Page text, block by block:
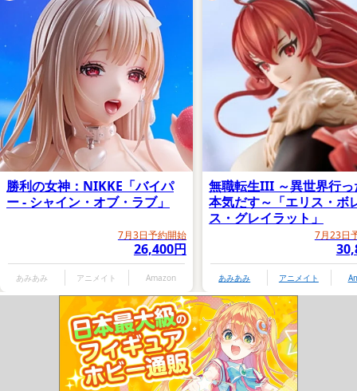
勝利の女神：NIKKE「バイパ
ー - シャイン・オブ・ラブ」
7月3日予約開始
26,400円
あみあみ アニメイト Amazon
無職転生III ～異世界行っ
本気だす～「エリス・ボ
ス・グレイラット」
7月23日
あみあみ アニメイト